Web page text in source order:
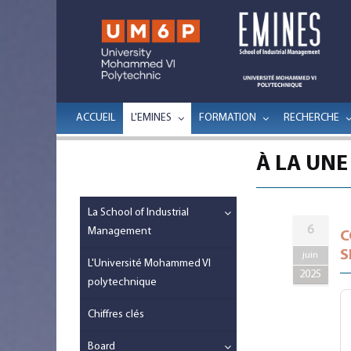
ACCUEIL L'EMINES FORMATION RECHERCHE
À LA UNE
6
juin
2025
La School of Industrial
Management
L'Université Mohammed VI
polytechnique
Chiffres clés
Board